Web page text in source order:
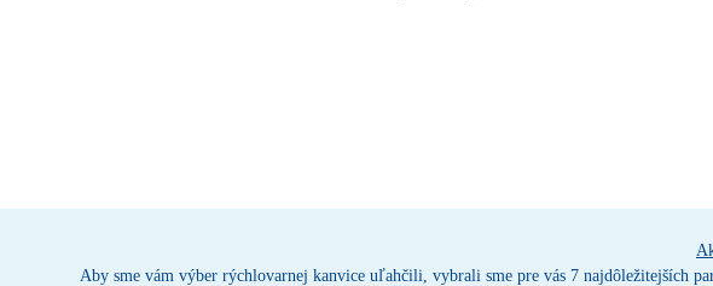
Aby sme vám výber rýchlovarnej kanvice uľahčili, vybrali sme pre vás 7 najdôležitejších